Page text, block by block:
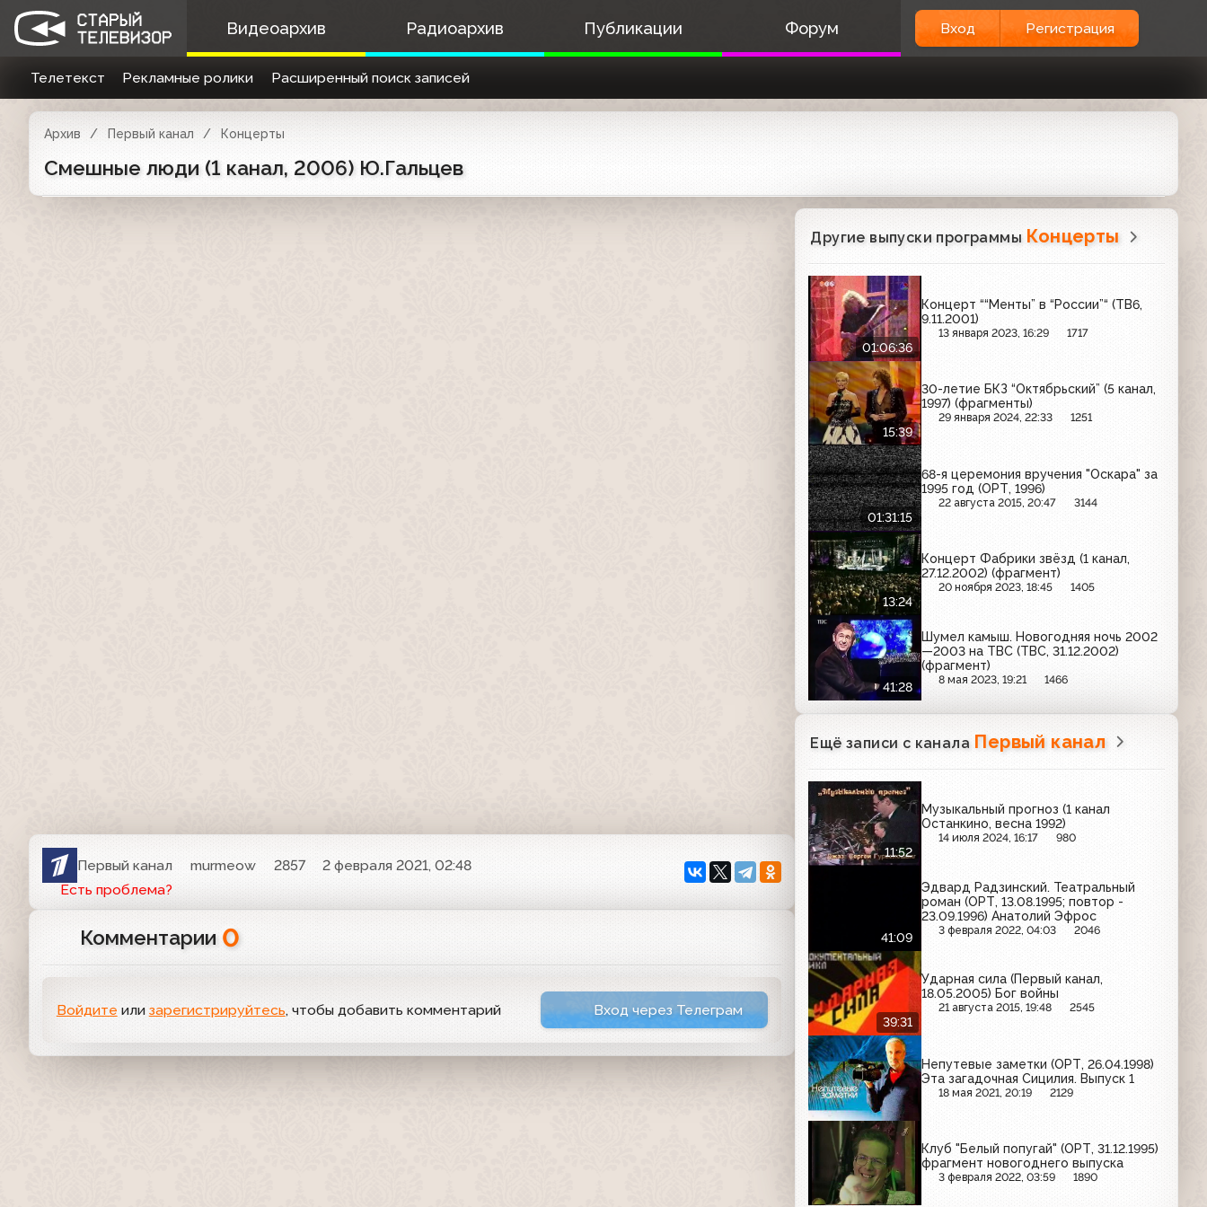
Видеоархив Радиоархив Публикации Форум Вход Регистрация
Телетекст Рекламные ролики Расширенный поиск записей
Архив Первый канал Концерты
Смешные люди (1 канал, 2006) Ю.Гальцев
Первый канал murmeow 2857
2 февраля 2021, 02:48
Есть проблема?
Комментарии 0
Войдите или зарегистрируйтесь, чтобы добавить комментарий Вход через Телеграм
Другие выпуски программы Концерты
01:06:36
Концерт ““Менты” в “России”“ (ТВ6,
9.11.2001)
13 января 2023, 16:29 1717
15:39
30-летие БКЗ “Октябрьский” (5 канал,
1997) (фрагменты)
29 января 2024, 22:33 1251
01:31:15
68-я церемония вручения "Оскара" за
1995 год (ОРТ, 1996)
22 августа 2015, 20:47 3144
13:24
Концерт Фабрики звёзд (1 канал,
27.12.2002) (фрагмент)
20 ноября 2023, 18:45 1405
41:28
Шумел камыш. Новогодняя ночь 2002
—2003 на ТВС (ТВС, 31.12.2002)
(фрагмент)
8 мая 2023, 19:21 1466
Ещё записи с канала Первый канал
11:52
Музыкальный прогноз (1 канал
Останкино, весна 1992)
14 июля 2024, 16:17 980
41:09
Эдвард Радзинский. Театральный
роман (ОРТ, 13.08.1995; повтор -
23.09.1996) Анатолий Эфрос
3 февраля 2022, 04:03 2046
39:31
Ударная сила (Первый канал,
18.05.2005) Бог войны
21 августа 2015, 19:48 2545
Непутевые заметки (ОРТ, 26.04.1998)
Эта загадочная Сицилия. Выпуск 1
18 мая 2021, 20:19 2129
Клуб "Белый попугай" (ОРТ, 31.12.1995)
фрагмент новогоднего выпуска
3 февраля 2022, 03:59 1890